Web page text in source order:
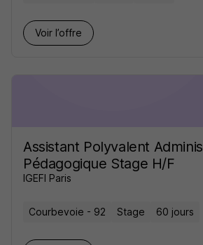
Voir l’offre
Assistant Polyvalent
Pédagogique Stage H/F
IGEFI Paris
Courbevoie - 92 Stage 60 jours